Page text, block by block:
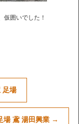
仮囲いでした！
足場
場 鳶 湯田興業 →